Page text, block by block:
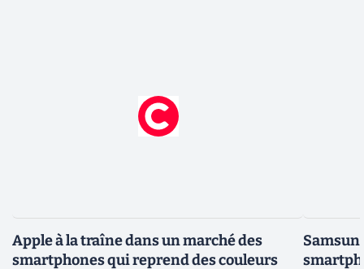
Apple à la traîne dans un marché des
smartphones qui reprend des couleurs